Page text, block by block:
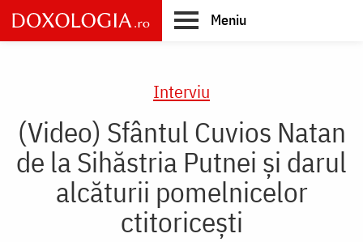
Skip
to
main
Meniu
Interviu
(Video) Sfântul Cuvios Natan
de la Sihăstria Putnei și darul
alcăturii pomelnicelor
ctitoricești